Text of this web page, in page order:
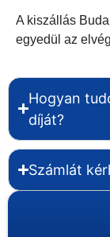
A kiszállás
egyedül az
Hogyan
díját?
Számlát